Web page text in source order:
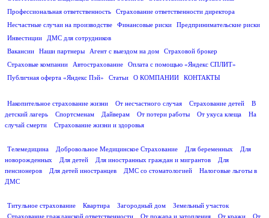
Профессиональная ответственность
Страхование ответственности директора
Несчастные случаи на производстве
Финансовые риски
Предпринимательские риски
Инвестиции
ДМС для сотрудников
Вакансии
Наши партнеры Агент с выездом на дом
Страховой брокер
Страховые компании
Автострахование
Оплата с помощью «Яндекс СПЛИТ»
Публичная оферта «Яндекс Пэй»
Статьи О КОМПАНИИ
КОНТАКТЫ
Накопительное страхование жизни
От несчастного случая Страхование детей
В
детский лагерь
Спортсменам Дайверам От потери работы От укуса клеща
На
случай смерти
Страхование жизни и здоровья
Телемедицина
Добровольное Медицинское Страхование Для беременных
Для
новорожденных
Для детей Для иностранных граждан и мигрантов
Для
пенсионеров
Для детей иностранцев ДМС со стоматологией
Налоговые льготы в
ДМС
Титульное страхование
Квартира Загородный дом
Земельный участок
Страхование гражданской ответственности
От пожара и затопления От кражи
От